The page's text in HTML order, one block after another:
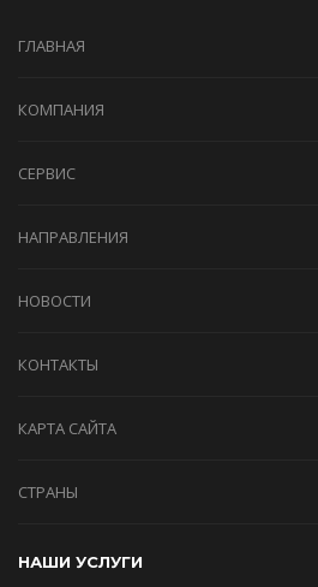
ГЛАВНАЯ
КОМПАНИЯ
СЕРВИС
НАПРАВЛЕНИЯ
НОВОСТИ
КОНТАКТЫ
КАРТА САЙТА
СТРАНЫ
НАШИ УСЛУГИ